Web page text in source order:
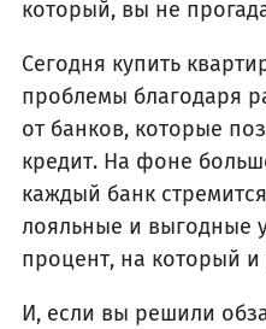
который, вы не
Сегодня купить
проблемы благодаря
от банков, которые
кредит. На фоне
каждый банк
лояльные и выгодные
процент, на который и
И, если вы решили